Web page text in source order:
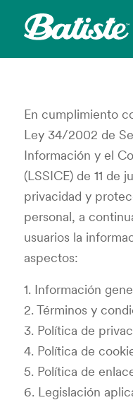
En cumplimiento
Ley 34/2002 de
Información y el
(LSSICE) de 11 de
privacidad y
personal, a
usuarios la
aspectos:
1. Información
2. Términos y
3. Política de
4. Política de
5. Política de
6. Legislación